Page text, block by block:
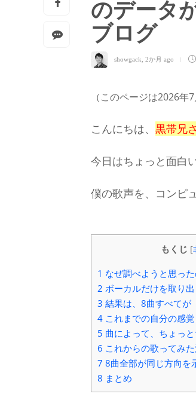
のデータ
ブログ
showgack 2か月 ago
（このページは2026年
こんにちは、 黒帯兄
今日はちょっと面白
僕の歌声を、コンピ
もくじ [
1 なぜ調べようと思っ
2 ボーカルだけを取り
3 結果は、8曲すべてが
4 これまでの自分の感
5 曲によって、ちょっ
6 これからの歌ってみ
7 8曲全部が同じ方向を
8 まとめ